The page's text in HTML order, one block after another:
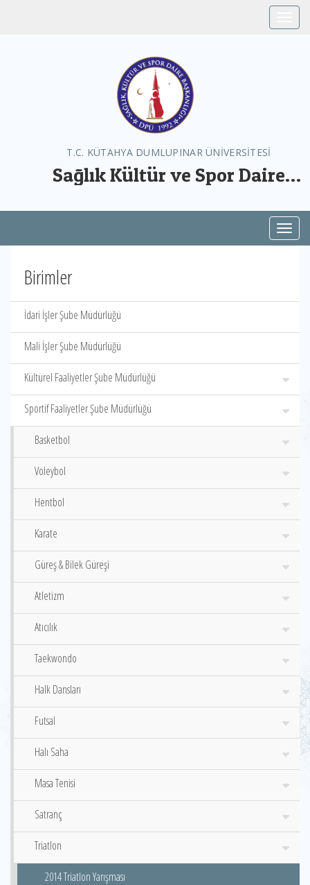
T.C. KÜTAHYA DUMLUPINAR ÜNİVERSİTESİ
Sağlık Kültür ve Spor Daire
Birimler
İdari İşler Şube Müdürlüğü
Mali İşler Şube Müdürlüğü
Kültürel Faaliyetler Şube Müdürlüğü
Sportif Faaliyetler Şube Müdürlüğü
Basketbol
Voleybol
Hentbol
Karate
Güreş & Bilek Güreşi
Atletizm
Atıcılık
Taekwondo
Halk Dansları
Futsal
Halı Saha
Masa Tenisi
Satranç
Triatlon
2014 Triatlon Yarışması